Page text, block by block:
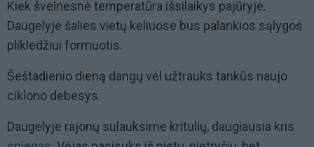
Kiek švelnesnė temperatūra išsilaikys pajūryje.
Daugelyje šalies vietų keliuose bus palankios sąlygos
plikledžiui formuotis.
Šeštadienio dieną dangų vėl užtrauks tankūs naujo
ciklono debesys.
Daugelyje rajonų sulauksime kritulių, daugiausia kris